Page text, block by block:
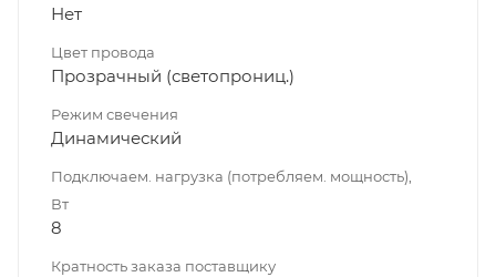
Нет
Цвет провода
Прозрачный (светопрониц.)
Режим свечения
Динамический
Подключаем. нагрузка (потребляем. мощность),
Вт
8
Кратность заказа поставщику